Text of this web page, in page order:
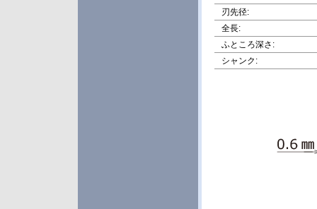
刃先径:
全長:
ふところ深さ:
シャンク: